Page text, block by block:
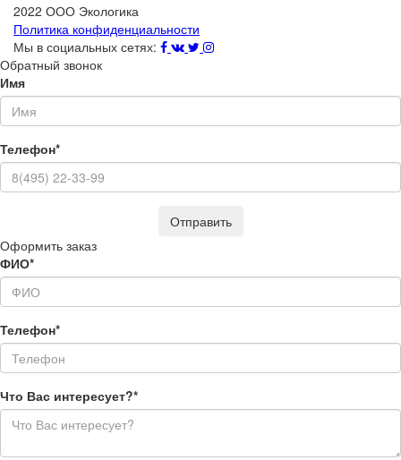
2022 ООО Экологика
Политика конфиденциальности
Мы в социальных сетях:
Обратный звонок
Имя
Телефон*
Оформить заказ
ФИО*
Телефон*
Что Вас интересует?*